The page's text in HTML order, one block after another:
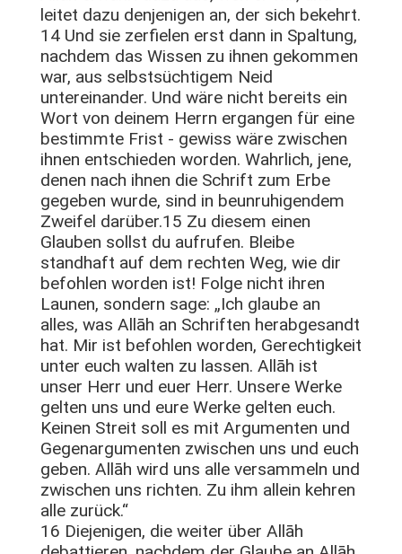
leitet dazu denjenigen an, der sich bekehrt.
14 Und sie zerfielen erst dann in Spaltung,
nachdem das Wissen zu ihnen gekommen
war, aus selbstsüchtigem Neid
untereinander. Und wäre nicht bereits ein
Wort von deinem Herrn ergangen für eine
bestimmte Frist - gewiss wäre zwischen
ihnen entschieden worden. Wahrlich, jene,
denen nach ihnen die Schrift zum Erbe
gegeben wurde, sind in beunruhigendem
Zweifel darüber.15 Zu diesem einen
Glauben sollst du aufrufen. Bleibe
standhaft auf dem rechten Weg, wie dir
befohlen worden ist! Folge nicht ihren
Launen, sondern sage: „Ich glaube an
alles, was Allāh an Schriften herabgesandt
hat. Mir ist befohlen worden, Gerechtigkeit
unter euch walten zu lassen. Allāh ist
unser Herr und euer Herr. Unsere Werke
gelten uns und eure Werke gelten euch.
Keinen Streit soll es mit Argumenten und
Gegenargumenten zwischen uns und euch
geben. Allāh wird uns alle versammeln und
zwischen uns richten. Zu ihm allein kehren
alle zurück.“
16 Diejenigen, die weiter über Allāh